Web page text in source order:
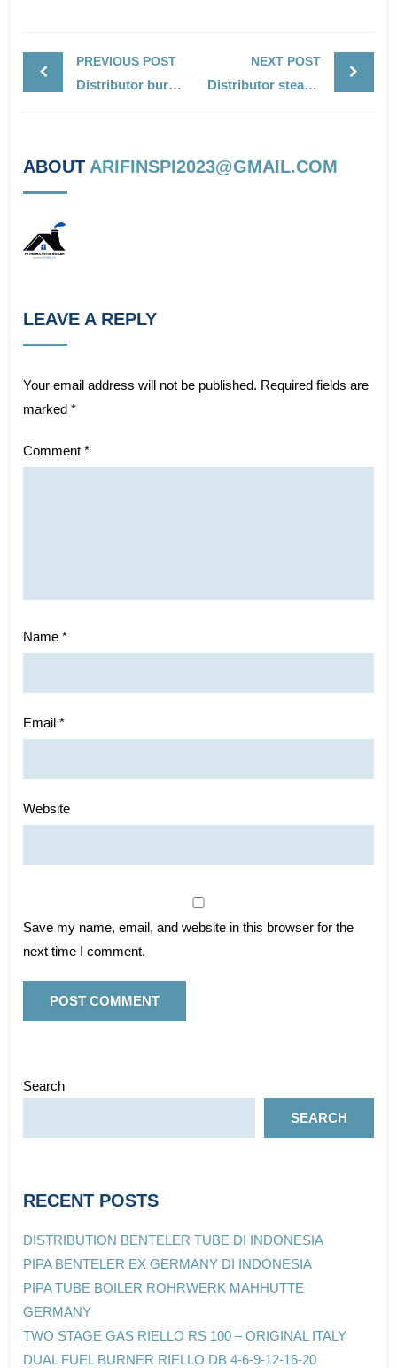
PREVIOUS POST
Distributor burner Gas Riello
NEXT POST
Distributor steam boiler solar
ABOUT ARIFINSPI2023@GMAIL.COM
LEAVE A REPLY
Your email address will not be published. Required fields are
marked*
Comment*
Name*
Email*
Website
Save my name, email, and website in this browser for the
next time I comment.
Search
SEARCH
RECENT POSTS
DISTRIBUTION BENTELER TUBE DI INDONESIA
PIPA BENTELER EX GERMANY DI INDONESIA
PIPA TUBE BOILER ROHRWERK MAHHUTTE
GERMANY
TWO STAGE GAS RIELLO RS 100 – ORIGINAL ITALY
DUAL FUEL BURNER RIELLO DB 4-6-9-12-16-20